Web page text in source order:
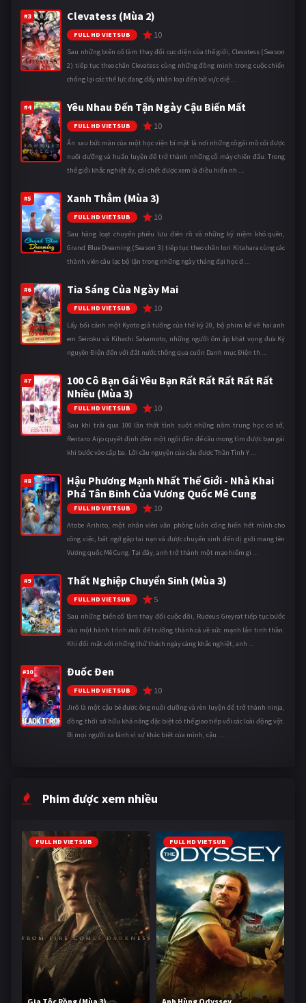
#3 Clevatess (Mùa 2)
FULL HD VIETSUB 10
Sau những biến cố làm thay đổi cục diện của thế giới, Clevatess (Season
2) tiếp tục theo chân Clevatess cùng những đồng minh trong cuộc chiến
chống lại các thế lực đang đẩy nhân loại đến bờ vực diệ ...
#4 Yêu Nhau Đến Tận Ngày Cậu Biến Mất
FULL HD VIETSUB 10
Ẩn sau bức màn của một học viện bí mật là nơi những cô gái mồ côi được
nuôi dưỡng và huấn luyện để trở thành những cỗ máy chiến đấu. Trong
thế giới khắc nghiệt ấy, cái chết được xem là điều hiển nh ...
#5 Xanh Thẳm (Mùa 3)
FULL HD VIETSUB 10
Sau hàng loạt chuyến phiêu lưu điên rồ và những kỷ niệm khó quên,
Grand Blue Dreaming (Season 3) tiếp tục theo chân Iori Kitahara cùng các
thành viên câu lạc bộ lặn trong những ngày tháng đại học đ ...
#6 Tia Sáng Của Ngày Mai
FULL HD VIETSUB 10
Lấy bối cảnh một Kyoto giả tưởng của thế kỷ 20, bộ phim kể về hai anh
em Seiroku và Kihachi Sakamoto, những người ôm ấp khát vọng đưa Kỷ
nguyên Điện đến với đất nước thông qua cuốn Danh mục Điện th ...
#7
100 Cô Bạn Gái Yêu Bạn Rất Rất Rất Rất Rất
Nhiều (Mùa 3)
FULL HD VIETSUB 10
Sau khi trải qua 100 lần thất tình suốt những năm trung học cơ sở,
Rentaro Aijo quyết định đến một ngôi đền để cầu mong tìm được bạn gái
khi bước vào cấp ba. Lời cầu nguyện của cậu được Thần Tình Y ...
#8
Hậu Phương Mạnh Nhất Thế Giới - Nhà Khai
Phá Tân Binh Của Vương Quốc Mê Cung
FULL HD VIETSUB 10
Atobe Arihito, một nhân viên văn phòng luôn cống hiến hết mình cho
công việc, bất ngờ gặp tai nạn và được chuyển sinh đến dị giới mang tên
Vương quốc Mê Cung. Tại đây, anh trở thành một mạo hiểm gi ...
#9 Thất Nghiệp Chuyển Sinh (Mùa 3)
FULL HD VIETSUB 5
Sau những biến cố làm thay đổi cuộc đời, Rudeus Greyrat tiếp tục bước
vào một hành trình mới để trưởng thành cả về sức mạnh lẫn tinh thần.
Khi đối mặt với những thử thách ngày càng khắc nghiệt, anh ...
#10 Đuốc Đen
FULL HD VIETSUB 10
Jirô là một cậu bé được ông nuôi dưỡng và rèn luyện để trở thành ninja,
đồng thời sở hữu khả năng đặc biệt có thể giao tiếp với các loài động vật.
Bị mọi người xa lánh vì sự khác biệt của mình, cậu ...
Phim được xem nhiều
FULL HD VIETSUB FULL HD VIETSUB